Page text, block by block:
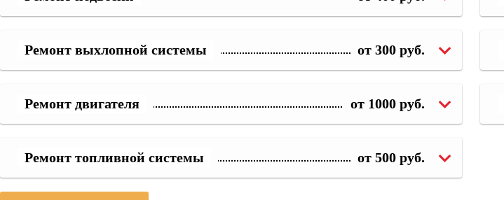
Ремонт выхлопной системы от 300 руб.
Ремонт двигателя от 1000 руб.
Ремонт топливной системы от 500 руб.